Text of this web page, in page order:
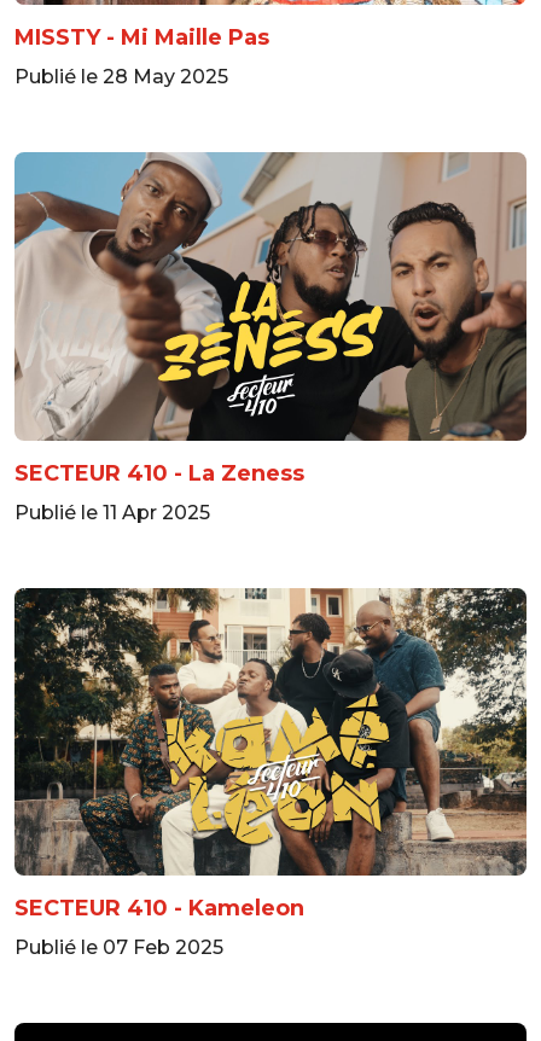
MISSTY - Mi Maille Pas
Publié le 28 May 2025
SECTEUR 410 - La Zeness
Publié le 11 Apr 2025
SECTEUR 410 - Kameleon
Publié le 07 Feb 2025